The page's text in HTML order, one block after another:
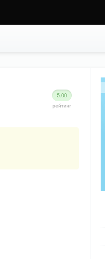
5.00
рейтинг